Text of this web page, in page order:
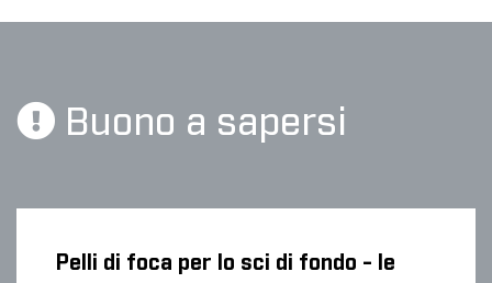
Buono a sapersi
Pelli di foca per lo sci di fondo - le